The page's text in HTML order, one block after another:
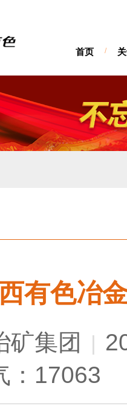
首页 /
有色冶
矿集团 |
：17063